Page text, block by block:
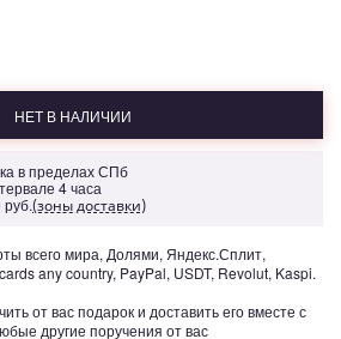
НЕТ В НАЛИЧИИ
в пределах СПб
4 часа
(зоны доставки)
всего мира, Долями, Яндекс.Сплит,
any country, PayPal, USDT, Revolut, Kaspi.
от вас подарок и доставить его вместе с
другие поручения от вас